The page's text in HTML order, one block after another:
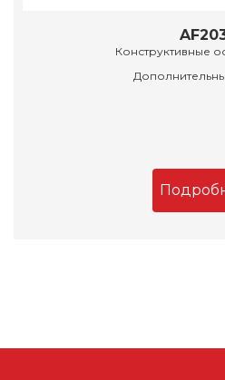
Конструктивные